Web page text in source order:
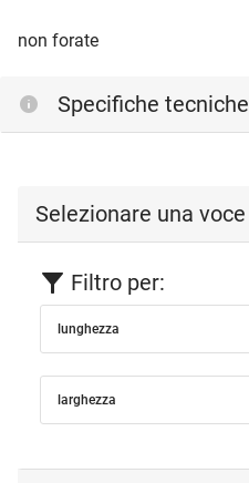
non forate
Specifiche tecniche
Selezionare una voce
Filtro per:
lunghezza
larghezza